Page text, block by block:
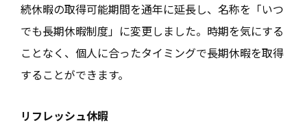
続休暇の取得可能期間を通年に延長し、名称を「いつ
でも長期休暇制度」に変更しました。時期を気にする
ことなく、個人に合ったタイミングで長期休暇を取得
することができます。
リフレッシュ休暇